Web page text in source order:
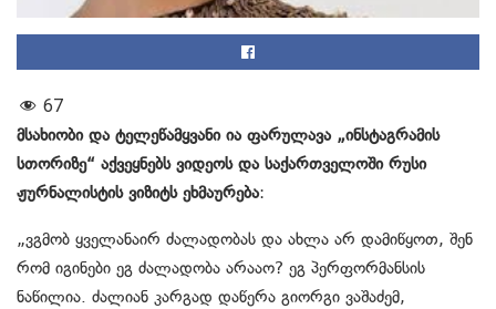
67
მსახიობი და ტელეწამყვანი ია ფარულავა „ინსტაგრამის
სთორიზე“ აქვეყნებს ვიდეოს და საქართველოში რუსი
ჟურნალისტის ვიზიტს ეხმაურება:
„ვგმობ ყველანაირ ძალადობას და ახლა არ დამიწყოთ, შენ
რომ იგინები ეგ ძალადობა არააო? ეგ პერფორმანსის
ნაწილია. ძალიან კარგად დაწერა გიორგი ვაშაძემ,